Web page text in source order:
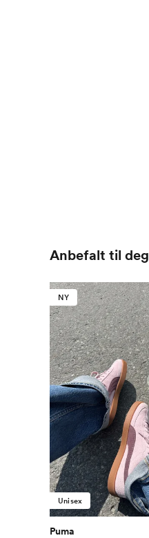
Anbefalt til deg
NY
Unisex
Puma